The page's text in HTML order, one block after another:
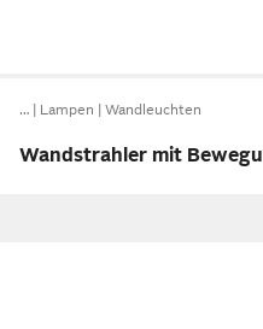
… Lampen Wandleuchten
Wandstrahler mit